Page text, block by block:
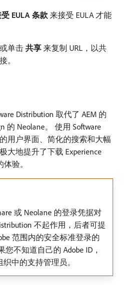
EULA 条款 ​来接受 EULA 才能
单击​ 共享 ​来复制 URL，以共
。
Distribution 取代了 AEM 的
的 Neolane。 使用 Software
用户界面、简化的搜索和大幅
大地提升了下载 Experience
验。
或 Neolane 的登录凭据对
不起作用，后者可提
范围内的安全标准登录的
您不知道自己的 Adobe ID，
中的支持管理员。